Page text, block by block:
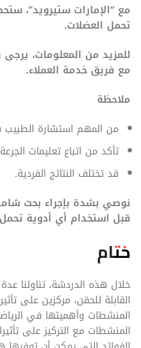
مع “الإمارات ستيرويد”،
تحمل العضلات.
للمزيد من المعلومات، يرجى
مع فريق خدمة العملاء.
ملاحظة
من المهم استشارة
تأكد من اتباع تعليمات
قد تختلف النتائج الفردية.
نوصي بشدة بإجراء بحث
قبل استخدام أي أدوية
ختام
خلال هذه الدردشة، تناولنا
القابلة للحقن، مركزين على
المنشطات وأهميتها في
المنشطات مع التركيز على